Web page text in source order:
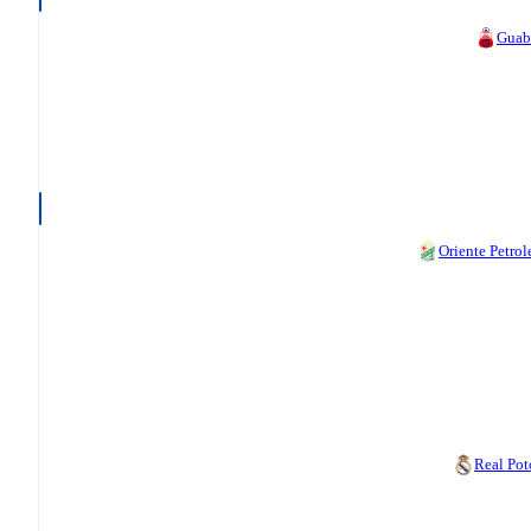
Oriente
Real